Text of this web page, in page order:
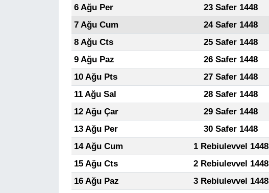
6 Ağu Per
23 Safer 1448
7 Ağu Cum
24 Safer 1448
8 Ağu Cts
25 Safer 1448
9 Ağu Paz
26 Safer 1448
10 Ağu Pts
27 Safer 1448
11 Ağu Sal
28 Safer 1448
12 Ağu Çar
29 Safer 1448
13 Ağu Per
30 Safer 1448
14 Ağu Cum
1 Rebiulevvel 1448
15 Ağu Cts
2 Rebiulevvel 1448
16 Ağu Paz
3 Rebiulevvel 1448